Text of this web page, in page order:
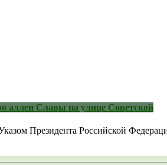
аллеи Славы на улице Советской
Президента Российской